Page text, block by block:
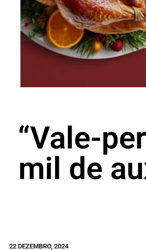
“Vale-
mil de
22 DEZEMBRO, 2024